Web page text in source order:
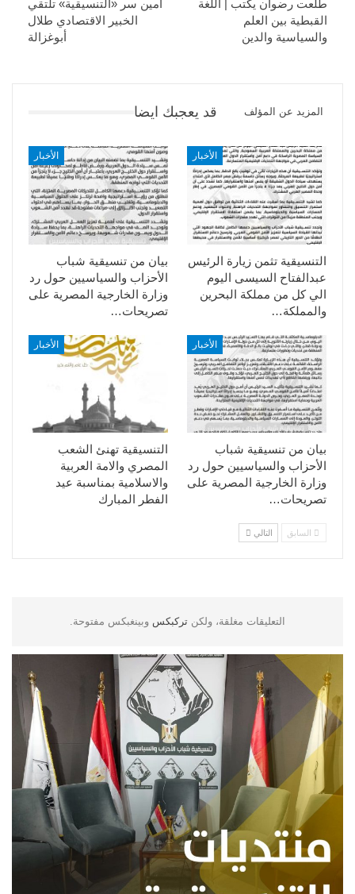
أمين سر «التنسيقية» تلتقي
الخبير الاقتصادي طلال
أبوغزالة
طلعت رضوان يكتب | اللغة
القبطية بين العلم
والسياسية والدين
قد يعجبك ايضا المزيد عن المؤلف
الأخبار
بيان من تنسيقية شباب
الأحزاب والسياسيين حول رد
وزارة الخارجية المصرية على
تصريحات…
الأخبار
التنسيقية تثمن زيارة الرئيس
عبدالفتاح السيسى اليوم
الي كل من مملكة البحرين
والمملكة…
الأخبار
التنسيقية تهنئ الشعب
المصري والامة العربية
والاسلامية بمناسبة عيد
الفطر المبارك
الأخبار
بيان من تنسيقية شباب
الأحزاب والسياسيين حول رد
وزارة الخارجية المصرية على
تصريحات…
السابق التالي
التعليقات مغلقة، ولكن تركبكس وبينغبكس مفتوحة.